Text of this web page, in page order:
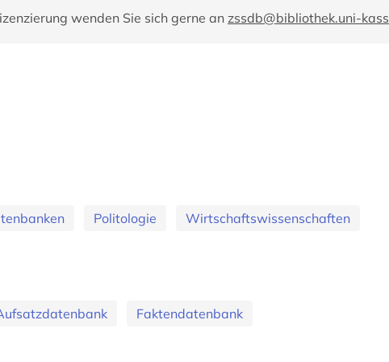
wenden Sie sich gerne an zssdb@bibliothek.uni-
Politologie Wirtschaftswissenschaften
Faktendatenbank